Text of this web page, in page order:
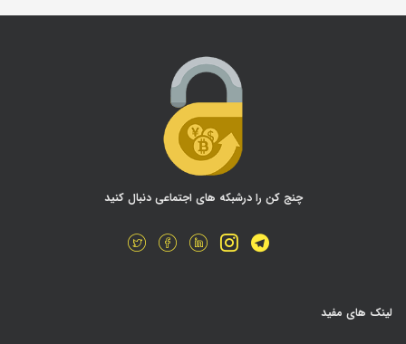
چنج کن را درشبکه های اجتماعی دنبال کنید
لینک های مفید